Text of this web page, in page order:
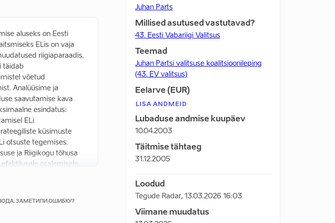
aluseks on Eesti
ELis on vaja
riigiaparaadis.
täidab
võetud
Analüüsime ja
saavutamise kava
esindatus:
ELi
küsimuste
otsuste tegemises.
ja Riigikogu tõhusa
osalemisele
ärakasutamise:
mis aitab kaasa
kohaselt ELi
elluviimisele,
ЗАМЕТИЛИ ОШИБКУ?
Juhan Parts
Millised asutused vastutavad?
43. Eesti Vabariigi Valitsus
Teemad
Juhan Partsi valitsuse koalitsioonileping
(43. EV valitsus)
Eelarve (EUR)
LISA ANDMEID
Lubaduse andmise kuupäev
10.04.2003
Täitmise tähtaeg
31.12.2005
Loodud
Tegude Radar, 13.03.2026 16:03
Viimane muudatus